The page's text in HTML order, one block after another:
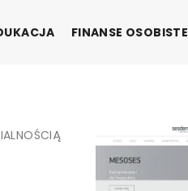
FINANSE OSOBISTE